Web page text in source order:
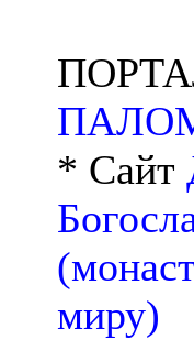
* Сайт
миру)